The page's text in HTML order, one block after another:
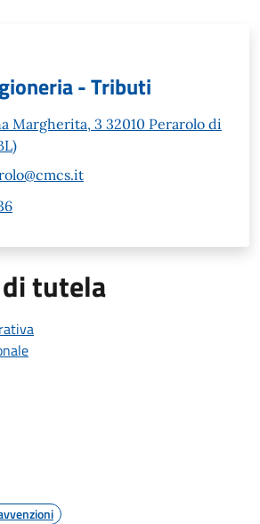
- Tributi
Margherita, 3 32010 Perarolo di
tutela